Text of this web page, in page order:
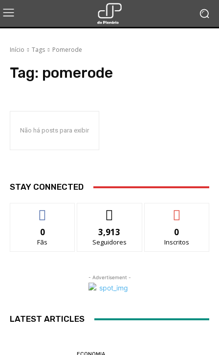
Início Tags Pomerode
Tag: pomerode
Não há posts para exibir
STAY CONNECTED
0
Fãs
3,913
Seguidores
0
Inscritos
- Advertisement -
LATEST ARTICLES